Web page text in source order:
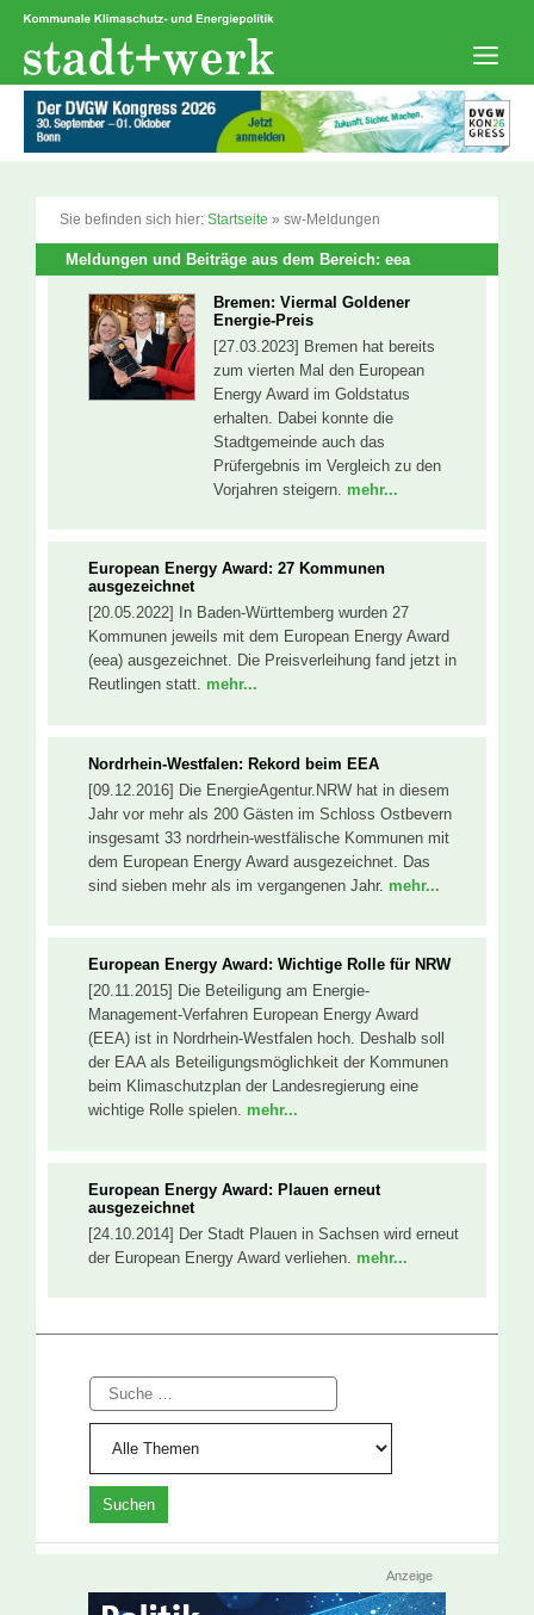
Zum
springen
Sie befinden sich hier: Startseite » sw-Meldungen
Meldungen und Beiträge aus dem Bereich: eea
Bremen: Viermal Goldener
Energie-Preis
[27.03.2023] Bremen hat bereits
zum vierten Mal den European
Energy Award im Goldstatus
erhalten. Dabei konnte die
Stadtgemeinde auch das
Prüfergebnis im Vergleich zu den
Vorjahren steigern. mehr...
European Energy Award: 27 Kommunen
ausgezeichnet
[20.05.2022] In Baden-Württemberg wurden 27
Kommunen jeweils mit dem European Energy Award
(eea) ausgezeichnet. Die Preisverleihung fand jetzt in
Reutlingen statt. mehr...
Nordrhein-Westfalen: Rekord beim EEA
[09.12.2016] Die EnergieAgentur.NRW hat in diesem
Jahr vor mehr als 200 Gästen im Schloss Ostbevern
insgesamt 33 nordrhein-westfälische Kommunen mit
dem European Energy Award ausgezeichnet. Das
sind sieben mehr als im vergangenen Jahr. mehr...
European Energy Award: Wichtige Rolle für NRW
[20.11.2015] Die Beteiligung am Energie-
Management-Verfahren European Energy Award
(EEA) ist in Nordrhein-Westfalen hoch. Deshalb soll
der EAA als Beteiligungsmöglichkeit der Kommunen
beim Klimaschutzplan der Landesregierung eine
wichtige Rolle spielen. mehr...
European Energy Award: Plauen erneut
ausgezeichnet
[24.10.2014] Der Stadt Plauen in Sachsen wird erneut
der European Energy Award verliehen. mehr...
Suche
Anzeige